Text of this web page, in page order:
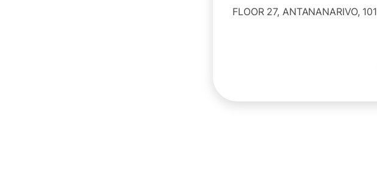
FLOOR 27, ANTANANARIVO, 101